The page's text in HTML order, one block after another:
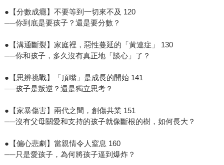
●【分數成癮】不要等到一切來不及 120
──你到底是要孩子？還是要分數？
●【溝通斷裂】家庭裡，惡性蔓延的「黃連症」 130
──你和孩子，多久沒有真正地「談心」了？
●【思辨挑戰】「頂嘴」是成長的開始 141
──孩子是叛逆？還是獨立思考？
●【家暴傷害】兩代之間，創傷共業 151
──沒有父母關愛和支持的孩子就像斷根的樹，如何長大？
●【偏心悲劇】當親情令人窒息 160
──只是愛孩子，為何將孩子逼到爆炸？